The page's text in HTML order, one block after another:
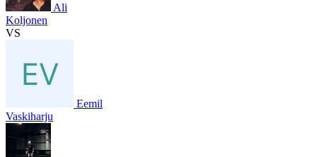
Ali
Koljonen
VS
Eemil
Vaskiharju